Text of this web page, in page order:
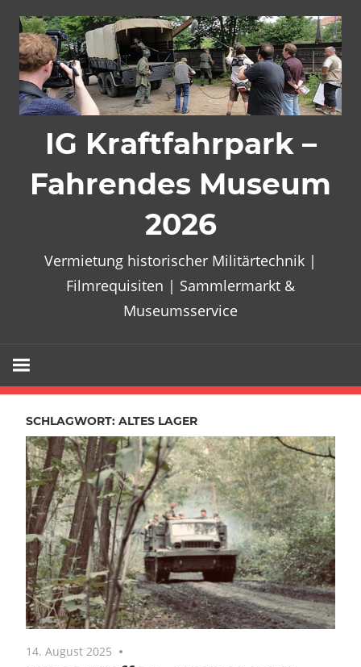
Inhalt
springen
IG Kraftfahrpark –
Fahrendes Museum
2026
Vermietung historischer Militärtechnik |
Filmrequisiten | Sammlermarkt &
Museumsservice
SCHLAGWORT: ALTES LAGER
14. August 2025